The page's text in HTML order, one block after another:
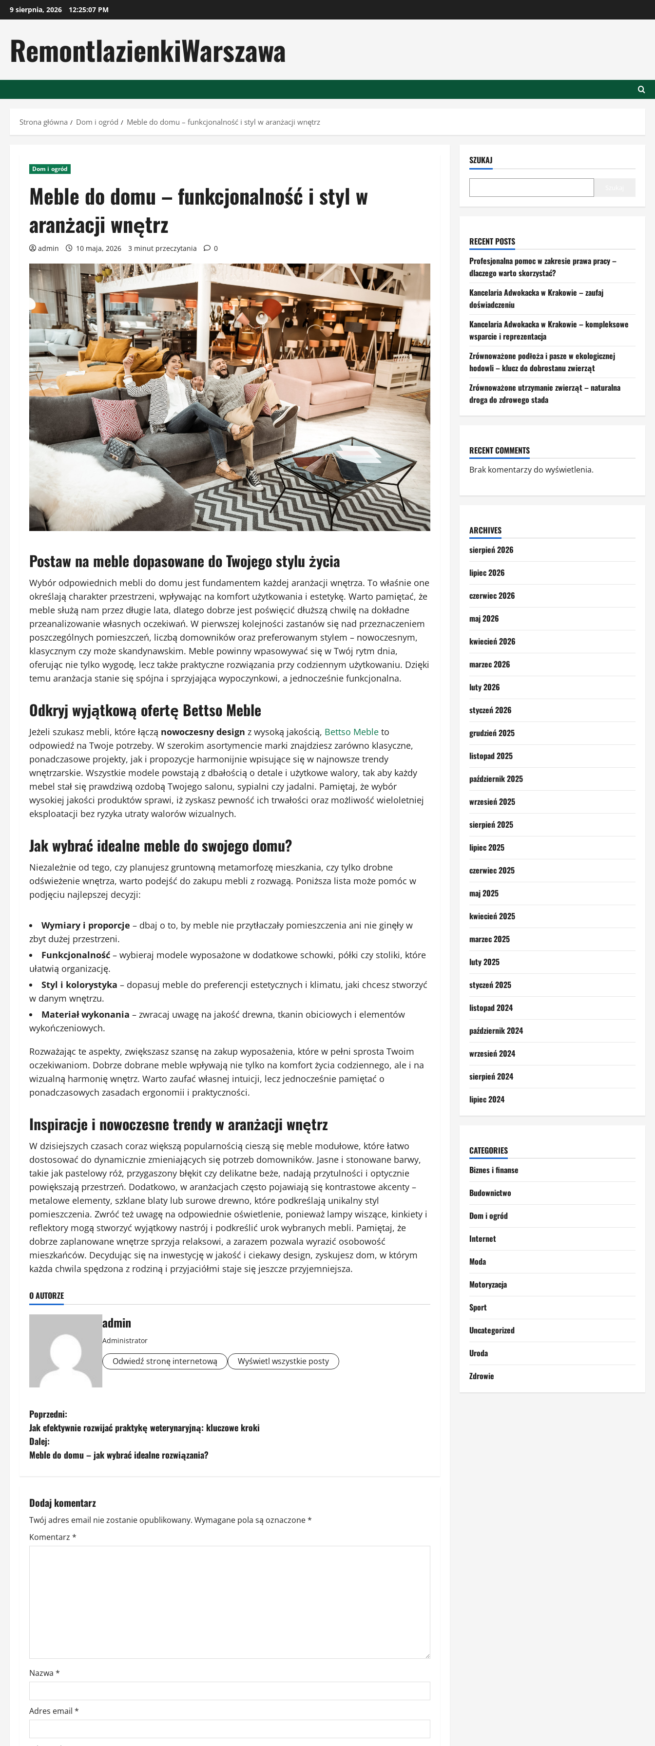
Przejdź
do
9 sierpnia, 2026 12:25:09 PM
RemontlazienkiWarszawa
Strona główna Dom i ogród Meble do domu – funkcjonalność i styl w aranżacji wnętrz
Dom i ogród
Meble do domu – funkcjonalność i styl w
aranżacji wnętrz
admin 10 maja, 2026 3 minut przeczytania 0
Postaw na meble dopasowane do Twojego stylu życia
Wybór odpowiednich mebli do domu jest fundamentem każdej aranżacji wnętrza. To właśnie one
określają charakter przestrzeni, wpływając na komfort użytkowania i estetykę. Warto pamiętać, że
meble służą nam przez długie lata, dlatego dobrze jest poświęcić dłuższą chwilę na dokładne
przeanalizowanie własnych oczekiwań. W pierwszej kolejności zastanów się nad przeznaczeniem
poszczególnych pomieszczeń, liczbą domowników oraz preferowanym stylem – nowoczesnym,
klasycznym czy może skandynawskim. Meble powinny wpasowywać się w Twój rytm dnia,
oferując nie tylko wygodę, lecz także praktyczne rozwiązania przy codziennym użytkowaniu. Dzięki
temu aranżacja stanie się spójna i sprzyjająca wypoczynkowi, a jednocześnie funkcjonalna.
Odkryj wyjątkową ofertę Bettso Meble
Jeżeli szukasz mebli, które łączą nowoczesny design z wysoką jakością, Bettso Meble to
odpowiedź na Twoje potrzeby. W szerokim asortymencie marki znajdziesz zarówno klasyczne,
ponadczasowe projekty, jak i propozycje harmonijnie wpisujące się w najnowsze trendy
wnętrzarskie. Wszystkie modele powstają z dbałością o detale i użytkowe walory, tak aby każdy
mebel stał się prawdziwą ozdobą Twojego salonu, sypialni czy jadalni. Pamiętaj, że wybór
wysokiej jakości produktów sprawi, iż zyskasz pewność ich trwałości oraz możliwość wieloletniej
eksploatacji bez ryzyka utraty walorów wizualnych.
Jak wybrać idealne meble do swojego domu?
Niezależnie od tego, czy planujesz gruntowną metamorfozę mieszkania, czy tylko drobne
odświeżenie wnętrza, warto podejść do zakupu mebli z rozwagą. Poniższa lista może pomóc w
podjęciu najlepszej decyzji:
Wymiary i proporcje – dbaj o to, by meble nie przytłaczały pomieszczenia ani nie ginęły w
zbyt dużej przestrzeni.
Funkcjonalność – wybieraj modele wyposażone w dodatkowe schowki, półki czy stoliki, które
ułatwią organizację.
Styl i kolorystyka – dopasuj meble do preferencji estetycznych i klimatu, jaki chcesz stworzyć
w danym wnętrzu.
Materiał wykonania – zwracaj uwagę na jakość drewna, tkanin obiciowych i elementów
wykończeniowych.
Rozważając te aspekty, zwiększasz szansę na zakup wyposażenia, które w pełni sprosta Twoim
oczekiwaniom. Dobrze dobrane meble wpływają nie tylko na komfort życia codziennego, ale i na
wizualną harmonię wnętrz. Warto zaufać własnej intuicji, lecz jednocześnie pamiętać o
ponadczasowych zasadach ergonomii i praktyczności.
Inspiracje i nowoczesne trendy w aranżacji wnętrz
W dzisiejszych czasach coraz większą popularnością cieszą się meble modułowe, które łatwo
dostosować do dynamicznie zmieniających się potrzeb domowników. Jasne i stonowane barwy,
takie jak pastelowy róż, przygaszony błękit czy delikatne beże, nadają przytulności i optycznie
powiększają przestrzeń. Dodatkowo, w aranżacjach często pojawiają się kontrastowe akcenty –
metalowe elementy, szklane blaty lub surowe drewno, które podkreślają unikalny styl
pomieszczenia. Zwróć też uwagę na odpowiednie oświetlenie, ponieważ lampy wiszące, kinkiety i
reflektory mogą stworzyć wyjątkowy nastrój i podkreślić urok wybranych mebli. Pamiętaj, że
dobrze zaplanowane wnętrze sprzyja relaksowi, a zarazem pozwala wyrazić osobowość
mieszkańców. Decydując się na inwestycję w jakość i ciekawy design, zyskujesz dom, w którym
każda chwila spędzona z rodziną i przyjaciółmi staje się jeszcze przyjemniejsza.
O AUTORZE
admin
Administrator
Odwiedź stronę internetową Wyświetl wszystkie posty
Z
o
b
c
z
w
Poprzedni:
Jak efektywnie rozwijać praktykę weterynaryjną: kluczowe kroki
Dalej:
Meble do domu – jak wybrać idealne rozwiązania?
Dodaj komentarz
Twój adres email nie zostanie opublikowany. Wymagane pola są oznaczone*
Komentarz *
Nazwa *
Adres email *
SZUKAJ
RECENT POSTS
Profesjonalna pomoc w zakresie prawa pracy –
dlaczego warto skorzystać?
Kancelaria Adwokacka w Krakowie – zaufaj
doświadczeniu
Kancelaria Adwokacka w Krakowie – kompleksowe
wsparcie i reprezentacja
Zrównoważone podłoża i pasze w ekologicznej
hodowli – klucz do dobrostanu zwierząt
Zrównoważone utrzymanie zwierząt – naturalna
droga do zdrowego stada
RECENT COMMENTS
Brak komentarzy do wyświetlenia.
ARCHIVES
sierpień 2026
lipiec 2026
czerwiec 2026
maj 2026
kwiecień 2026
marzec 2026
luty 2026
styczeń 2026
grudzień 2025
listopad 2025
październik 2025
wrzesień 2025
sierpień 2025
lipiec 2025
czerwiec 2025
maj 2025
kwiecień 2025
marzec 2025
luty 2025
styczeń 2025
listopad 2024
październik 2024
wrzesień 2024
sierpień 2024
lipiec 2024
CATEGORIES
Biznes i finanse
Budownictwo
Dom i ogród
Internet
Moda
Motoryzacja
Sport
Uncategorized
Uroda
Zdrowie